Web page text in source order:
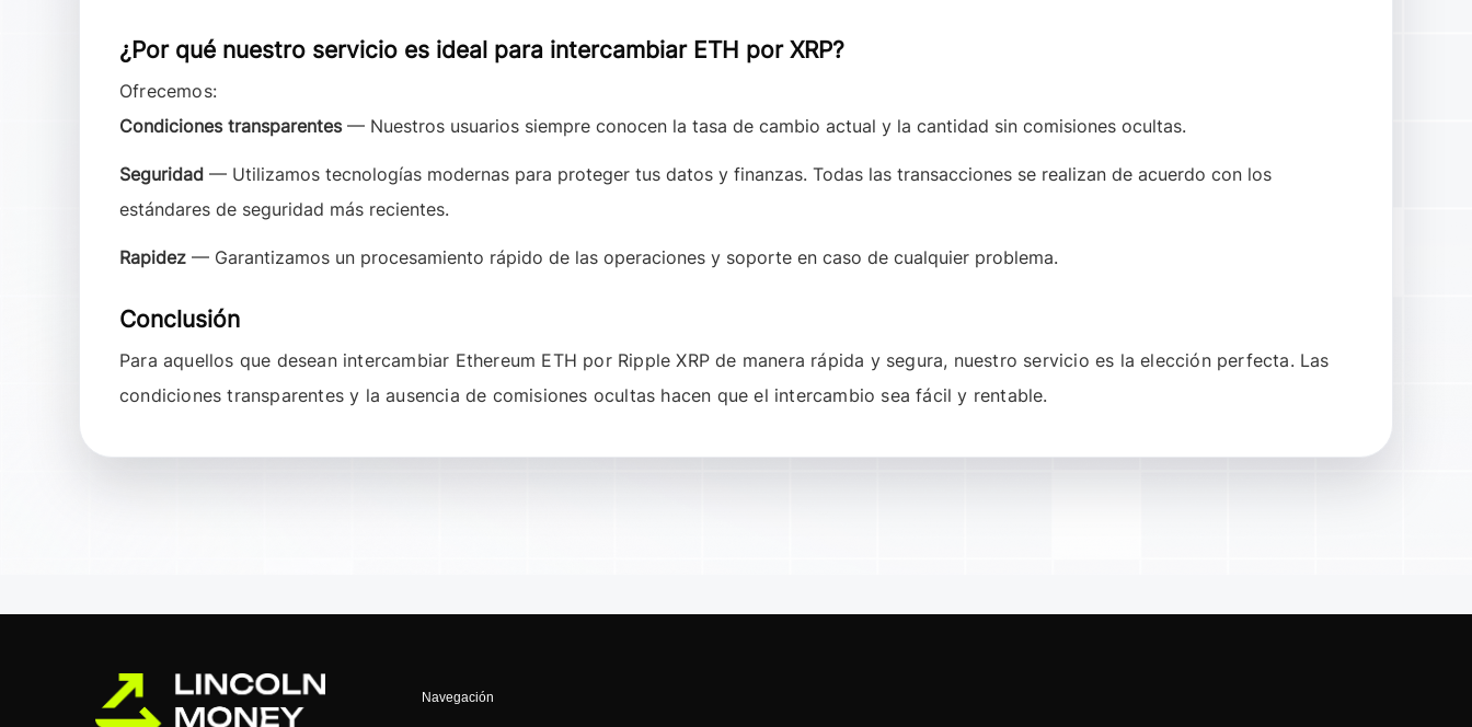
¿Por qué nuestro servicio es ideal para intercambiar ETH por XRP?
Ofrecemos:
Condiciones transparentes— Nuestros usuarios siempre conocen la tasa de cambio actual y la cantidad sin comisiones ocultas.
Seguridad — Utilizamos tecnologías modernas para proteger tus datos y finanzas. Todas las transacciones se realizan de acuerdo con los
estándares de seguridad más recientes.
Rapidez — Garantizamos un procesamiento rápido de las operaciones y soporte en caso de cualquier problema.
Conclusión
Para aquellos que desean intercambiar Ethereum ETH por Ripple XRP de manera rápida y segura, nuestro servicio es la elección perfecta. Las
condiciones transparentes y la ausencia de comisiones ocultas hacen que el intercambio sea fácil y rentable.
Navegación